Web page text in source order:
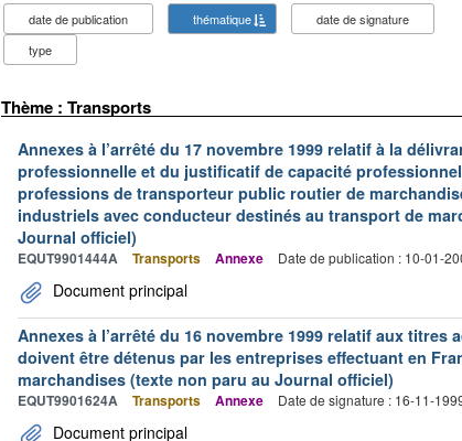
date de publication thématique
date de signature
type
Thème : Transports
Annexes à l’arrêté du 17 novembre 1999 relatif à la
professionnelle et du justificatif de capacité
professions de transporteur public routier de
industriels avec conducteur destinés au transport de
Journal officiel)
EQUT9901444A Transports Annexe Date de publication : 10-01-
Document principal
Annexes à l’arrêté du 16 novembre 1999 relatif aux
doivent être détenus par les entreprises effectuant en
marchandises (texte non paru au Journal officiel)
EQUT9901624A Transports Annexe Date de signature : 16-11-
Document principal